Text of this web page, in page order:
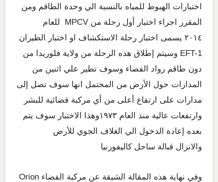
اختبارات الهبوط للمياه بالنسبة الي وحدة الطاقم ومن
المقرر اجراء اختبار أول رحلة من MPCV للعام
٢٠١٤ يسمى اختبار رحلة الاستكشاف او اختبار الطيران
EFT-1 وسيتم إطلاق هذه الرحلة من ولاية فلوريدا من
دون طاقم رواد الفضاء وسوف تطير علي اثنين من
المدارات حول الأرض من المحتمل انها سوف تصل إلى
مدارات على ارتفاع أعلى من أي مركبة فضائية للبشر
وارتفعات عالية منذ العام ١٩٧٣وهذا الاختبار سوف يتم
بعده إعادة الدخول الي الغلاف الجوي للأرض
والانزال قبالة ساحل كاليفورنيا
وفي نهاية هذه المقالة الشيقة عن مركبة الفضاء Orion